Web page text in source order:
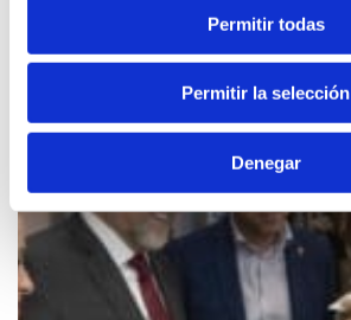
Permitir todas
Permitir la selección
Denegar
and beyond our territory".
Castelló Ruta de Sabor